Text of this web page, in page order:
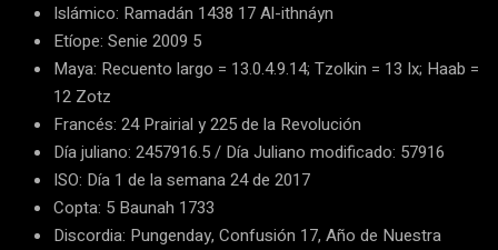
Islámico: Ramadán 1438 17 Al-ithnáyn
Etíope: Senie 2009 5
Maya: Recuento largo = 13.0.4.9.14; Tzolkin = 13 Ix; Haab =
12 Zotz
Francés: 24 Prairial y 225 de la Revolución
Día juliano: 2457916.5 / Día Juliano modificado: 57916
ISO: Día 1 de la semana 24 de 2017
Copta: 5 Baunah 1733
Discordia: Pungenday, Confusión 17, Año de Nuestra